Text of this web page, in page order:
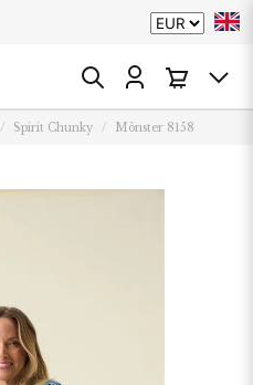
Spirit Chunky Mönster 8158